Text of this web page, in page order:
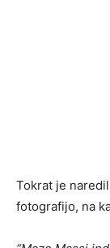
Tokrat je
fotografijo, na